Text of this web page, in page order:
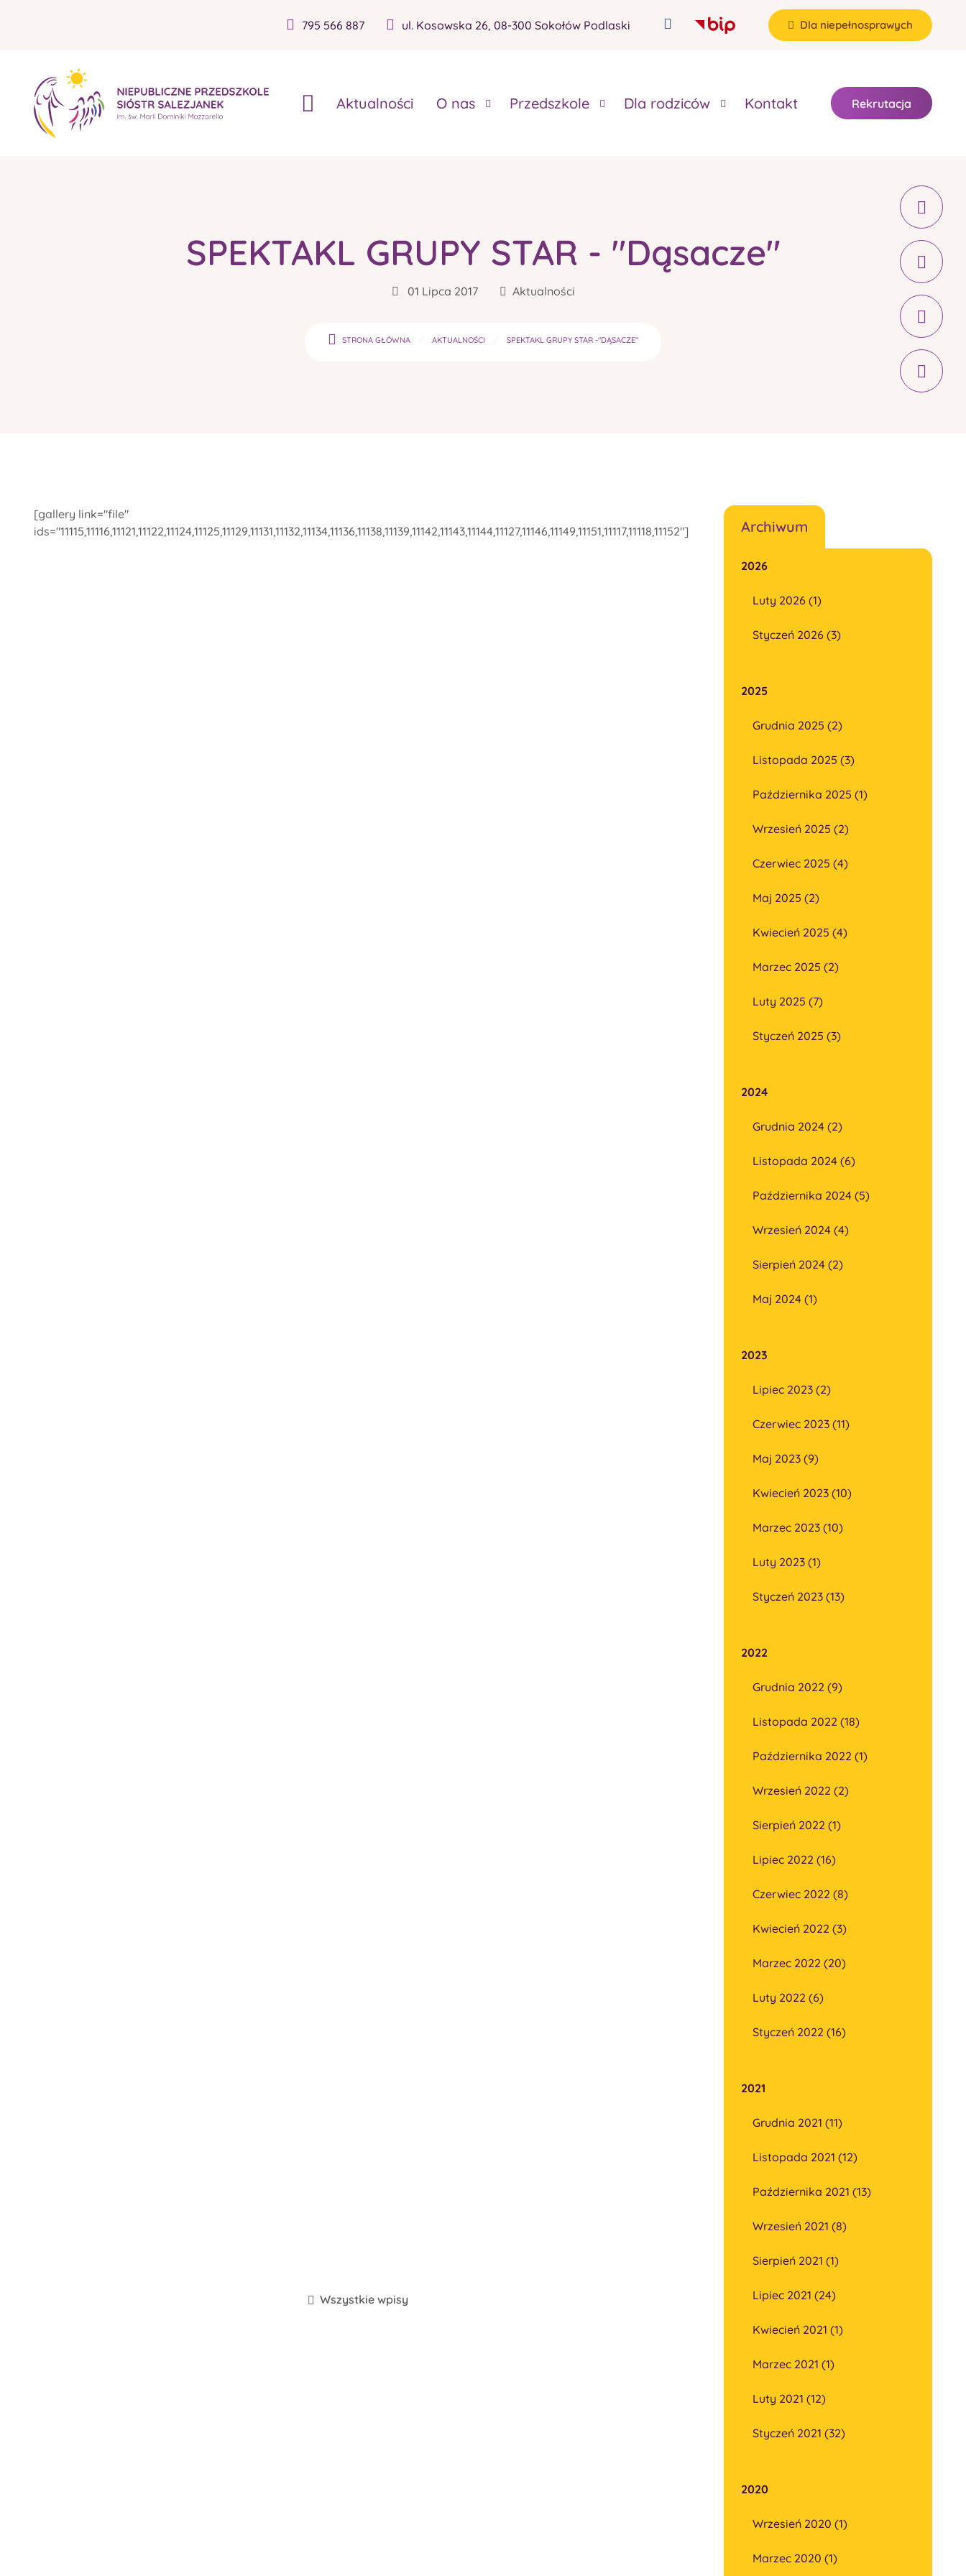
795 566 887 ul. Kosowska 26, 08-300 Sokołów Podlaski Dla niepełnosprawych
Aktualności O nas Przedszkole Dla rodziców Kontakt Rekrutacja
SPEKTAKL GRUPY STAR - "Dąsacze"
01 Lipca 2017 Aktualności
STRONA GŁÓWNA AKTUALNOŚCI SPEKTAKL GRUPY STAR -"DĄSACZE"
[gallery link="file"
ids="11115,11116,11121,11122,11124,11125,11129,11131,11132,11134,11136,11138,11139,11142,11143,11144,11127,11146,11149,11151,11117,11118,11152"]
Wszystkie wpisy
Archiwum
2026
Luty 2026 (1)
Styczeń 2026 (3)
2025
Grudnia 2025 (2)
Listopada 2025 (3)
Października 2025 (1)
Wrzesień 2025 (2)
Czerwiec 2025 (4)
Maj 2025 (2)
Kwiecień 2025 (4)
Marzec 2025 (2)
Luty 2025 (7)
Styczeń 2025 (3)
2024
Grudnia 2024 (2)
Listopada 2024 (6)
Października 2024 (5)
Wrzesień 2024 (4)
Sierpień 2024 (2)
Maj 2024 (1)
2023
Lipiec 2023 (2)
Czerwiec 2023 (11)
Maj 2023 (9)
Kwiecień 2023 (10)
Marzec 2023 (10)
Luty 2023 (1)
Styczeń 2023 (13)
2022
Grudnia 2022 (9)
Listopada 2022 (18)
Października 2022 (1)
Wrzesień 2022 (2)
Sierpień 2022 (1)
Lipiec 2022 (16)
Czerwiec 2022 (8)
Kwiecień 2022 (3)
Marzec 2022 (20)
Luty 2022 (6)
Styczeń 2022 (16)
2021
Grudnia 2021 (11)
Listopada 2021 (12)
Października 2021 (13)
Wrzesień 2021 (8)
Sierpień 2021 (1)
Lipiec 2021 (24)
Kwiecień 2021 (1)
Marzec 2021 (1)
Luty 2021 (12)
Styczeń 2021 (32)
2020
Wrzesień 2020 (1)
Marzec 2020 (1)